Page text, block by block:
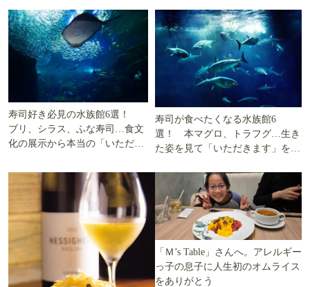
寿司好き必見の水族館6選！
ブリ、シラス、ふな寿司…食文
化の展示から本当の「いただき
寿司が食べたくなる水族館6
選！ 本マグロ、トラフグ…生き
た姿を見て「いただきます」を考
「Ｍ’s Table」さんへ。アレルギー
っ子の息子に人生初のオムライス
をありがとう